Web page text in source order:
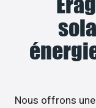
Nous offrons